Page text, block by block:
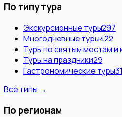
По типу тура
Экскурсионные туры297
Многодневные туры422
Туры по святым местам и
Туры на праздники29
Гастрономические туры31
Все типы →
По регионам